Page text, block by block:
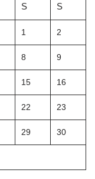
S S
1 2
8 9
15 16
22 23
29 30